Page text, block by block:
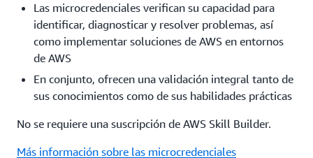
Las microcredenciales verifican su capacidad para
identificar, diagnosticar y resolver problemas, así
como implementar soluciones de AWS en entornos
de AWS
En conjunto, ofrecen una validación integral tanto de
sus conocimientos como de sus habilidades prácticas
No se requiere una suscripción de AWS Skill Builder.
Más información sobre las microcredenciales